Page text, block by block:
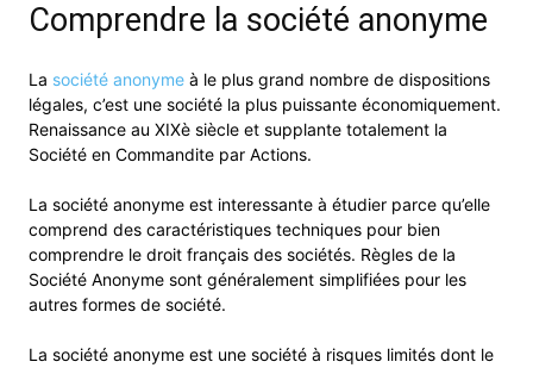
Comprendre la société anonyme
La société anonyme à le plus grand nombre de dispositions
légales, c’est une société la plus puissante économiquement.
Renaissance au XIXè siècle et supplante totalement la
Société en Commandite par Actions.
La société anonyme est interessante à étudier parce qu’elle
comprend des caractéristiques techniques pour bien
comprendre le droit français des sociétés. Règles de la
Société Anonyme sont généralement simplifiées pour les
autres formes de société.
La société anonyme est une société à risques limités dont le